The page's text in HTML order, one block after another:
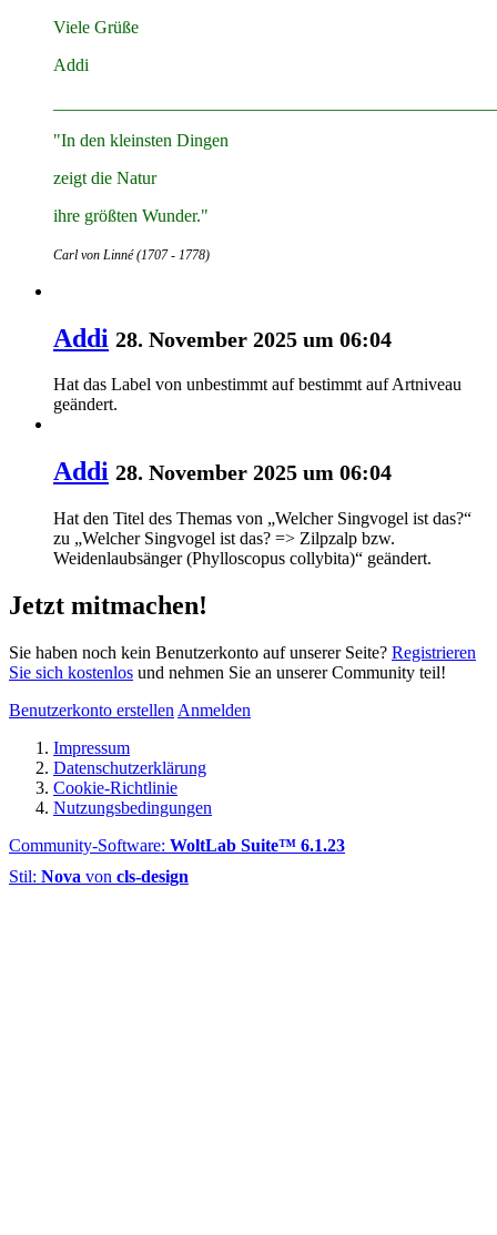
Viele Grüße
Addi
"In den kleinsten Dingen
zeigt die Natur
ihre größten Wunder."
Carl von Linné (1707 - 1778)
Addi 28. November 2025 um 06:04
Hat das Label von unbestimmtaufbestimmt auf Artniveau
geändert.
Addi 28. November 2025 um 06:04
Hat den Titel des Themas von „Welcher Singvogel ist das?“
zu „Welcher Singvogel ist das? => Zilpzalp bzw.
Weidenlaubsänger (Phylloscopus collybita)“ geändert.
Jetzt mitmachen!
Sie haben noch kein Benutzerkonto auf unserer Seite? Registrieren
Sie sich kostenlos und nehmen Sie an unserer Community teil!
Benutzerkonto erstellen Anmelden
Impressum
Datenschutzerklärung
Cookie-Richtlinie
Nutzungsbedingungen
Community-Software: WoltLab Suite™ 6.1.23
Stil: Nova von cls-design